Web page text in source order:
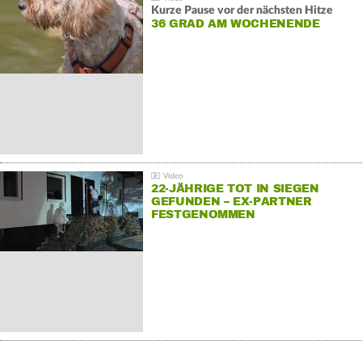
Kurze Pause vor der nächsten Hitze
36 GRAD AM WOCHENENDE
22-JÄHRIGE TOT IN SIEGEN
GEFUNDEN – EX-PARTNER
FESTGENOMMEN